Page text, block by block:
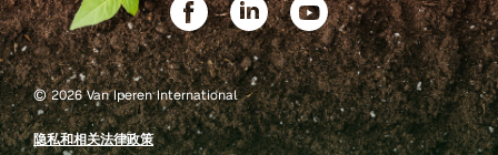
©2026 Van Iperen International
隐私和相关法律政策